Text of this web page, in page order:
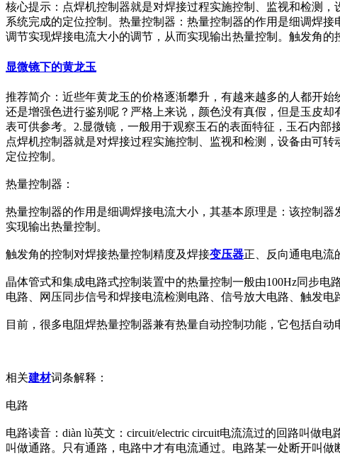
核心提示：点焊机控制器就是对焊接过程实施控制、监视和检测
系统完成的定位控制。热量控制器：热量控制器的作用是细调焊
调节实现焊接电流大小的调节，从而实现输出热量控制。触发角的
显微镜下的黄龙玉
推荐简介：近些年黄龙玉的价格逐渐攀升，有越来越多的人都开
还是增强色进行鉴别呢？严格上来说，颜色没有真假，但是玉皮
表可供参考。2.显微镜，一般用于观察玉石的表面特征，玉石内部
点焊机控制器就是对焊接过程实施控制、监视和检测，设备由可
定位控制。
热量控制器：
热量控制器的作用是细调焊接电流大小，其基本原理是：该控制
实现输出热量控制。
触发角的控制对焊接热量控制精度及焊接变压器正、反向通电电流
晶体管式和集成电路式控制装置中的热量控制一般由100Hz同步
电路、网压同步信号和焊接电流检测电路、信号放大电路、触发
目前，很多电阻焊热量控制器兼有热量自动控制功能，它包括自
相关建材词条解释：
电路
电路读音：diàn lù英文：circuit/electric circuit电流流过的回路叫做
叫做通路。只有通路，电路中才有电流通过。电路某一处断开叫